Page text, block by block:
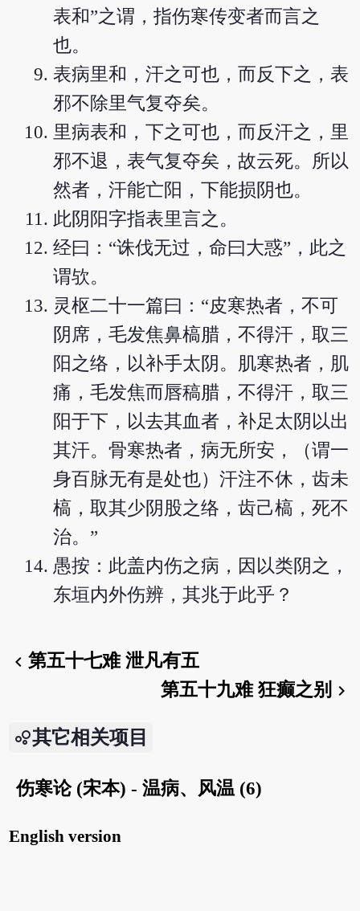
表和”之谓，指伤寒传变者而言之
也。
表病里和，汗之可也，而反下之，表
邪不除里气复夺矣。
里病表和，下之可也，而反汗之，里
邪不退，表气复夺矣，故云死。所以
然者，汗能亡阳，下能损阴也。
此阴阳字指表里言之。
经曰：“诛伐无过，命曰大惑”，此之
谓欤。
灵枢二十一篇曰：“皮寒热者，不可
阴席，毛发焦鼻槁腊，不得汗，取三
阳之络，以补手太阴。肌寒热者，肌
痛，毛发焦而唇稿腊，不得汗，取三
阳于下，以去其血者，补足太阴以出
其汗。骨寒热者，病无所安，（谓一
身百脉无有是处也）汗注不休，齿未
槁，取其少阴股之络，齿己槁，死不
治。”
愚按：此盖内伤之病，因以类阴之，
东垣内外伤辨，其兆于此乎？
chevron_left第五十七难 泄凡有五
第五十九难 狂癫之别 chevron_right
其它相关项目
伤寒论 (宋本) - 温病、风温 (6)
English version